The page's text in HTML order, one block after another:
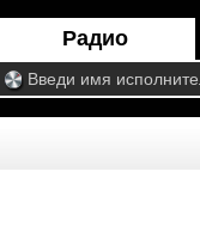
Радио